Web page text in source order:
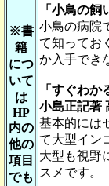
※書
籍
につ
いて
は
HP
内の
他の
項目
でも
「小鳥の
小鳥の病院
て知ってお
か入手でき
「すぐわか
小島正記著
基本的には
て大型イン
大型も視野
スメです。